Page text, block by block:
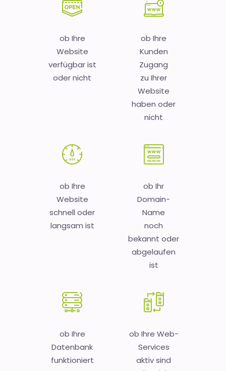
ob Ihre
Website
verfügbar ist
oder nicht
ob Ihre
Kunden
Zugang
zu Ihrer
Website
haben oder
nicht
ob Ihre
Website
schnell oder
langsam ist
ob Ihr
Domain-
Name
noch
bekannt oder
abgelaufen
ist
ob Ihre
Datenbank
funktioniert
ob Ihre Web-
Services
aktiv sind